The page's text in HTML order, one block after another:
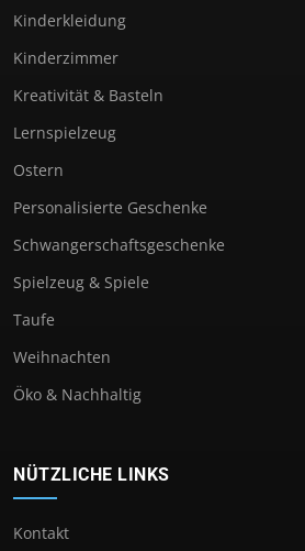
Kinderkleidung
Kinderzimmer
Kreativität & Basteln
Lernspielzeug
Ostern
Personalisierte Geschenke
Schwangerschaftsgeschenke
Spielzeug & Spiele
Taufe
Weihnachten
Öko & Nachhaltig
NÜTZLICHE LINKS
Kontakt